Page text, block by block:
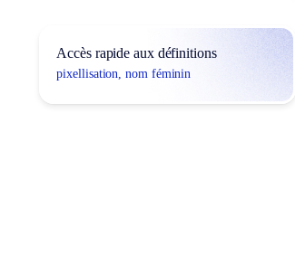
Accès rapide aux définitions
pixellisation, nom féminin